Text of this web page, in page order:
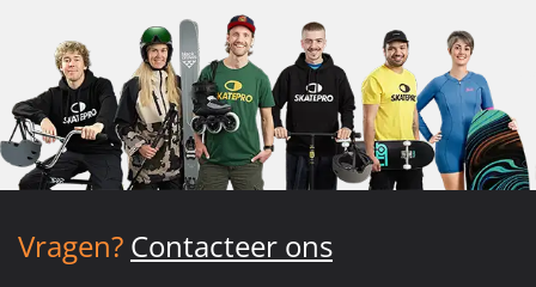
Vragen? Contacteer ons